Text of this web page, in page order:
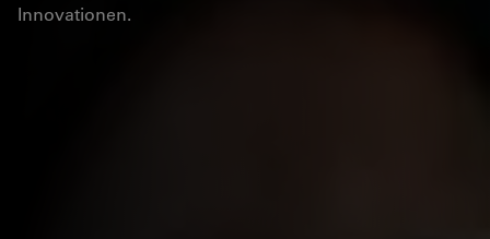
Innovationen.